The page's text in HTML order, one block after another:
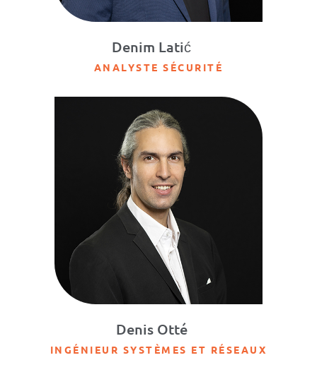
Denim Latić
ANALYSTE SÉCURITÉ
Denis Otté
INGÉNIEUR SYSTÈMES ET RÉSEAUX